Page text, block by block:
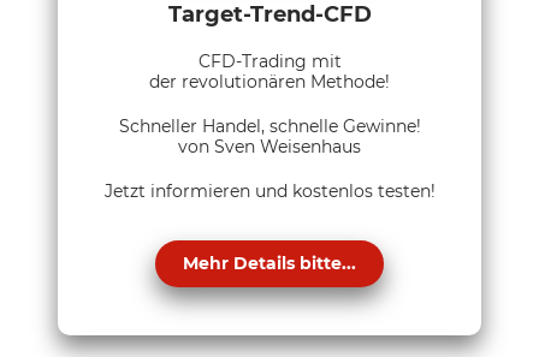
Target-Trend-CFD
CFD-Trading mit
der revolutionären Methode!
Schneller Handel, schnelle Gewinne!
von Sven Weisenhaus
Jetzt informieren und kostenlos testen!
Mehr Details bitte...